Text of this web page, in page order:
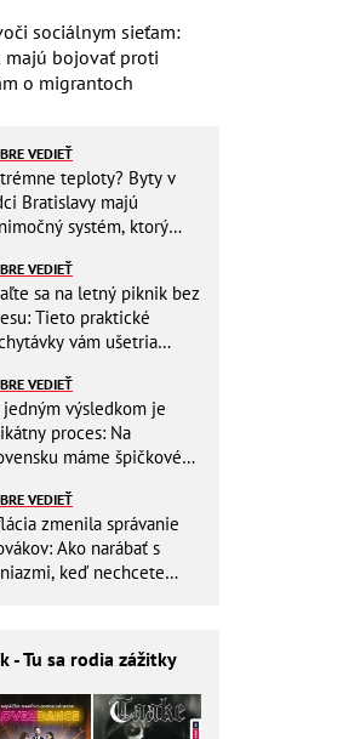
sociálnym sieťam:
majú bojovať proti
o migrantoch
VEDIEŤ
teploty? Byty v
Bratislavy majú
systém, ktorý
VEDIEŤ
sa na letný piknik bez
Tieto praktické
vám ušetria
VEDIEŤ
jedným výsledkom je
proces: Na
máme špičkové
VEDIEŤ
zmenila správanie
Ako narábať s
keď nechcete
- Tu sa rodia zážitky